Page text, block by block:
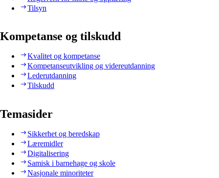
Tilsyn
Kompetanse og tilskudd
Kvalitet og kompetanse
Kompetanseutvikling og videreutdanning
Lederutdanning
Tilskudd
Temasider
Sikkerhet og beredskap
Læremidler
Digitalisering
Samisk i barnehage og skole
Nasjonale minoriteter